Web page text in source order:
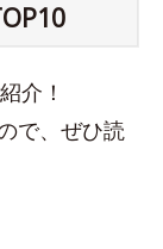
介！
で、ぜひ読